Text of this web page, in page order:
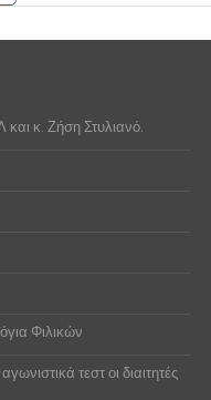
κ. Ζήση Στυλιανό.
Φιλικών
τεστ οι διαιτητές